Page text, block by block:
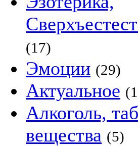
(17)
Эмоции (29)
Актуальное
Алкоголь,
вещества (5)